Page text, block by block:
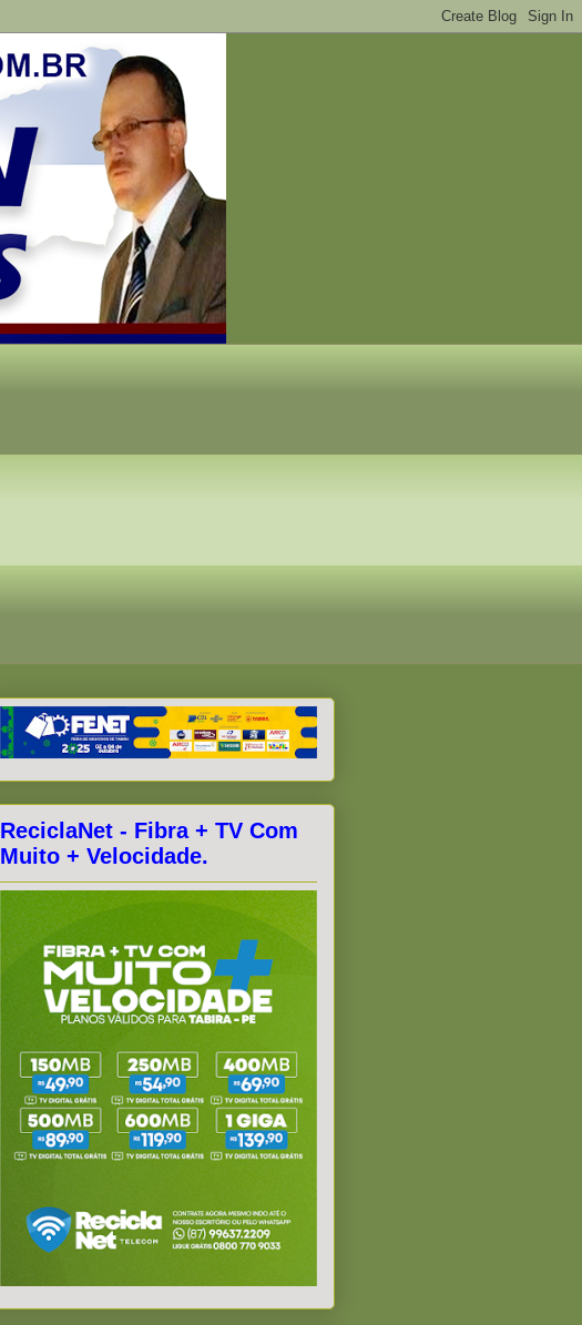
ReciclaNet - Fibra + TV Com
Muito + Velocidade.